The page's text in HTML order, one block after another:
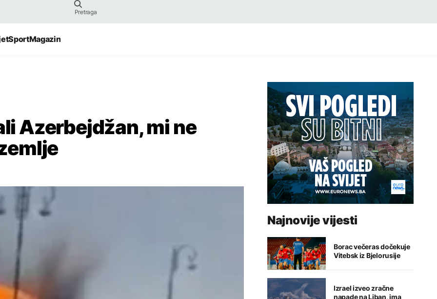
SportMagazin
Azerbejdžan, mi ne
Najnovije vijesti
Borac večeras dočekuje
Vitebsk iz Bjelorusije
Izrael izveo zračne
napade na Liban, ima